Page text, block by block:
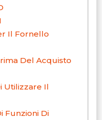
Il Fornello
Del Acquisto
Utilizzare Il
Funzioni Di